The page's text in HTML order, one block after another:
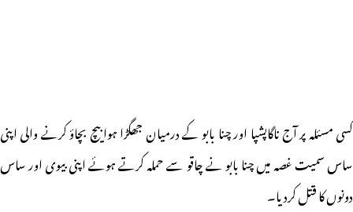
کسی مسئلہ پر آج ناگاپشپا اور چنا بابو کے درمیان جھگڑا ہوا بیچ بچاؤ کرنے والی اپنی
ساس سمیت غصہ میں چنا بابو نے چاقو سے حملہ کرتے ہوئے اپنی بیوی اور ساس
دونوں کا قتل کردیا۔